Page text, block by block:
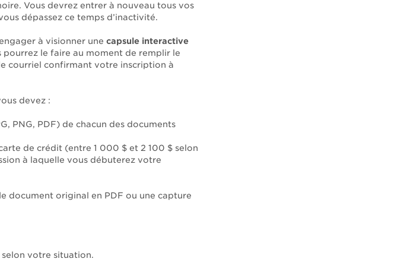
Vous devrez entrer à nouveau tous vos
dépassez ce temps d’inactivité.
à visionner une capsule interactive
pourrez le faire au moment de remplir le
courriel confirmant votre inscription à
devez :
PNG, PDF) de chacun des documents
de crédit (entre 1 000 $ et 2 100 $ selon
à laquelle vous débuterez votre
document original en PDF ou une capture
votre situation.